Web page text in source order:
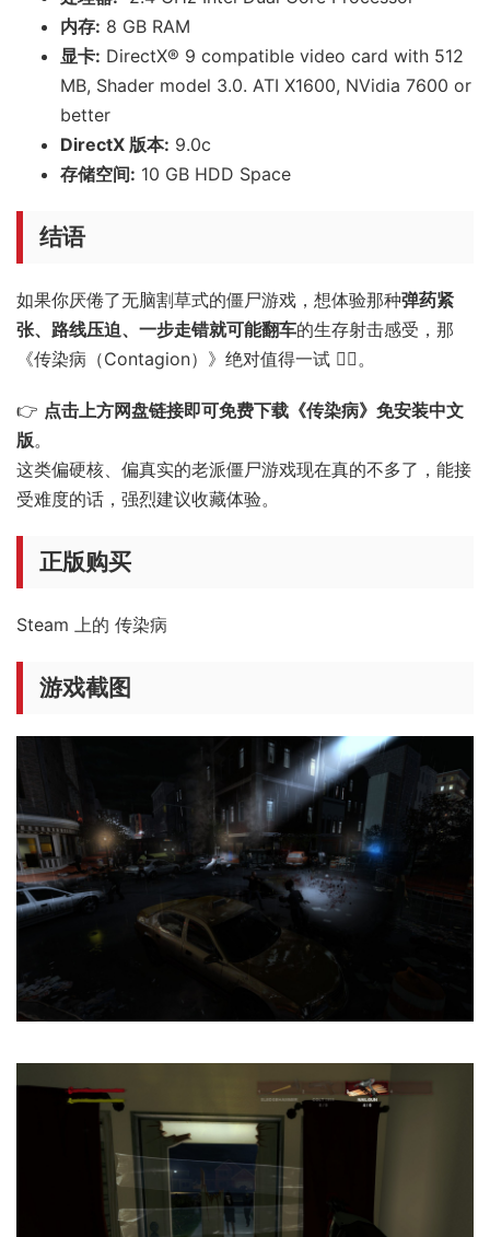
内存: 8 GB RAM
显卡: DirectX® 9 compatible video card with 512
MB, Shader model 3.0. ATI X1600, NVidia 7600 or
better
DirectX 版本: 9.0c
存储空间: 10 GB HDD Space
结语
如果你厌倦了无脑割草式的僵尸游戏，想体验那种弹药紧
张、路线压迫、一步走错就可能翻车的生存射击感受，那
《传染病（Contagion）》绝对值得一试 🧟‍♂️。
👉 点击上方网盘链接即可免费下载《传染病》免安装中文
版。
这类偏硬核、偏真实的老派僵尸游戏现在真的不多了，能接
受难度的话，强烈建议收藏体验。
正版购买
Steam 上的 传染病
游戏截图